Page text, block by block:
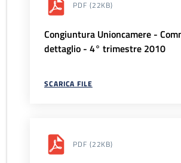
PDF (22KB)
Congiuntura Unioncamere -
dettaglio - 4° trimestre 2010
SCARICA FILE
PDF (22KB)